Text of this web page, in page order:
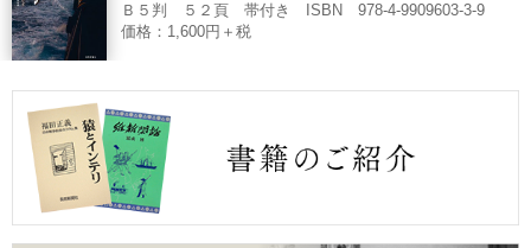
Ｂ５判 ５２頁 帯付き ISBN 978-4-9909603-3-9
価格：1,600円＋税